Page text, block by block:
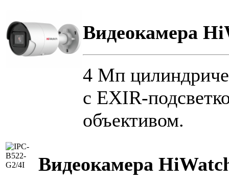
Видеокамера
4 Мп
с EXIR-
объективом.
Видеокамера